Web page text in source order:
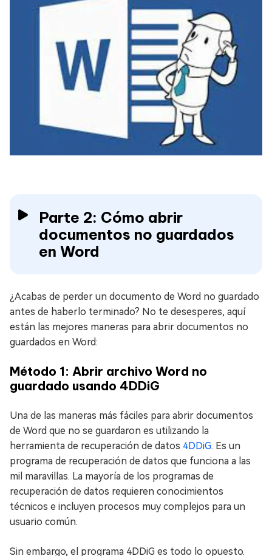
Parte 2: Cómo abrir
documentos no guardados
en Word
¿Acabas de perder un documento de Word no guardado
antes de haberlo terminado? No te desesperes, aquí
están las mejores maneras para abrir documentos no
guardados en Word:
Método 1: Abrir archivo Word no
guardado usando 4DDiG
Una de las maneras más fáciles para abrir documentos
de Word que no se guardaron es utilizando la
herramienta de recuperación de datos 4DDiG. Es un
programa de recuperación de datos que funciona a las
mil maravillas. La mayoría de los programas de
recuperación de datos requieren conocimientos
técnicos e incluyen procesos muy complejos para un
usuario común.
Sin embargo, el programa 4DDiG es todo lo opuesto.